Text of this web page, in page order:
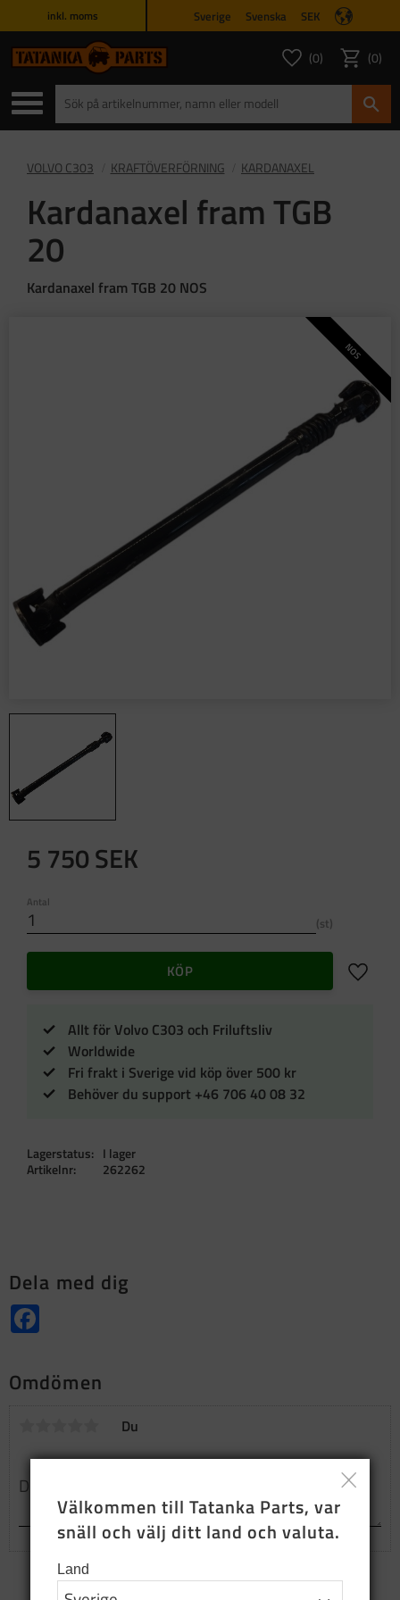
inkl. moms Sverige Svenska SEK
Favoriter
ANTAL
0 Kundvagn
0
VOLVO C303 KRAFTÖVERFÖRNING KARDANAXEL
Kardanaxel fram TGB
20
Kardanaxel fram TGB 20 NOS
NOS
5 750SEK
Antal
st
KÖP Lägg
Allt för Volvo C303 och Friluftsliv
Worldwide
Fri frakt i Sverige vid köp över 500 kr
Behöver du support +46 706 40 08 32
Lagerstatus
I lager
Artikelnr
262262
Dela med dig
Omdömen
Du
Välkommen till Tatanka Parts, var
snäll och välj ditt land och valuta.
Land